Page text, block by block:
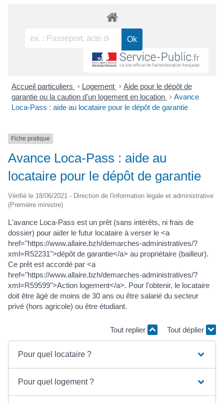
Accueil particuliers > Logement > Aide pour le dépôt de
garantie ou la caution d'un logement en location > Avance
Loca-Pass : aide au locataire pour le dépôt de garantie
Fiche pratique
Avance Loca-Pass : aide au
locataire pour le dépôt de garantie
Vérifié le 18/06/2021 - Direction de l'information légale et administrative
(Première ministre)
L'avance Loca-Pass est un prêt (sans intérêts, ni frais de
dossier) pour aider le futur locataire à verser le <a
href="https://www.allaire.bzh/demarches-administratives/?
xml=R52231">dépôt de garantie</a> au propriétaire (bailleur).
Ce prêt est accordé par <a
href="https://www.allaire.bzh/demarches-administratives/?
xml=R59599">Action logement</a>. Pour l'obtenir, le locataire
doit être âgé de moins de 30 ans ou être salarié du secteur
privé (hors agricole) ou être étudiant.
Tout replier Tout déplier
Pour quel locataire ?
Pour quel logement ?